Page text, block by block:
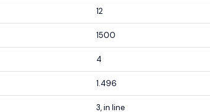
12
1500
4
1.496
3, in line